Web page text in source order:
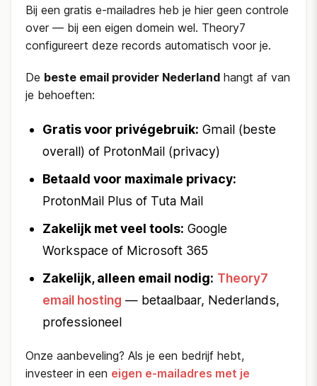
Bij een gratis e-mailadres heb je hier geen controle
over — bij een eigen domein wel. Theory7
configureert deze records automatisch voor je.
De beste email provider Nederland hangt af van
je behoeften:
Gratis voor privégebruik: Gmail (beste
overall) of ProtonMail (privacy)
Betaald voor maximale privacy:
ProtonMail Plus of Tuta Mail
Zakelijk met veel tools: Google
Workspace of Microsoft 365
Zakelijk, alleen email nodig: Theory7
email hosting — betaalbaar, Nederlands,
professioneel
Onze aanbeveling? Als je een bedrijf hebt,
investeer in een eigen e-mailadres met je